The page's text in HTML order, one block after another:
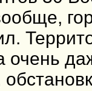
очень